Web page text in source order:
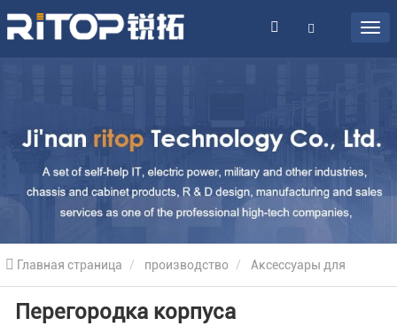
Главная страница производство Аксессуары для
серверных корпусов Перегородка корпуса
Перегородка корпуса